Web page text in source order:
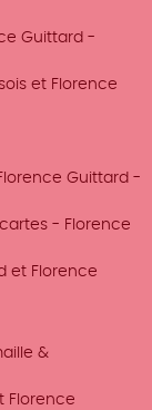
Guittard -
et Florence
Guittard -
- Florence
et Florence
&
Florence